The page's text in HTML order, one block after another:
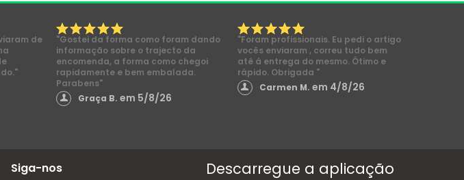
de
"Gostei da forma como foram dando
informação sobre o trajecto da
encomenda, a forma como chegoi
rapidamente e bem embalada.
Parabens"
Graça B.em 5/8/26
"Foram profissionais. Eu pedi o artigo
vocês enviaram , correu tudo bem
até á entrega do mesmo. Ótimo e
rápido. Obrigada "
Carmen M. em 4/8/26
Siga-nos Descarregue a aplicação